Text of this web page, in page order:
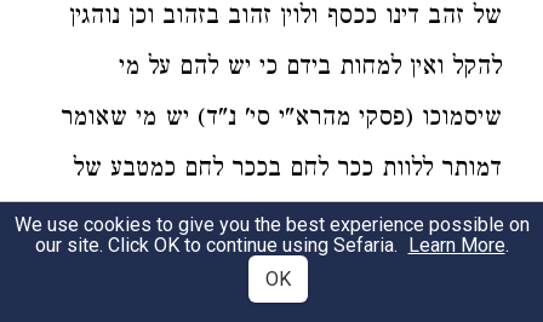
של זהב דינו ככסף ולוין זהוב בזהוב וכן נוהגין
להקל ואין למחות בידם כי יש להם על מי
שיסמוכו (פסקי מהרא"י סי' נ"ד) יש מי שאומר
דמותר ללוות ככר לחם בככר לחם כמטבע של
כסף דמאחר דדבר מועט הוא לא קפדי בני אדם
להדדי בזה (הטור והרבה פוסקי' ועב"י) וכן נוהגין
We use cookies to give you the best experience possible on
our site. Click OK to continue using Sefaria. Learn More.
OK